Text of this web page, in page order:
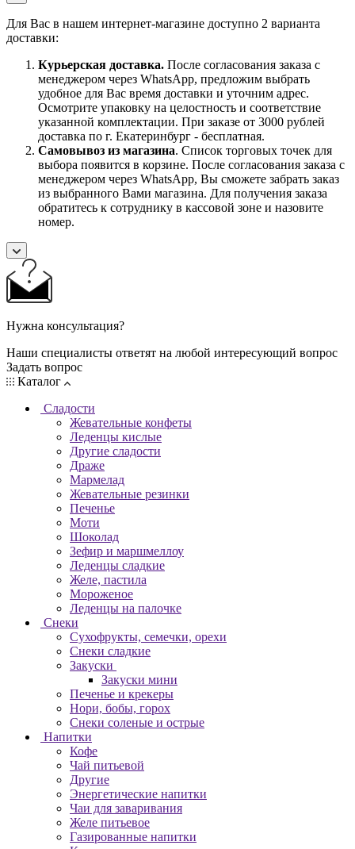
Для Вас в нашем интернет-магазине доступно 2 варианта
доставки:
Курьерская доставка. После согласования заказа с
менеджером через WhatsApp, предложим выбрать
удобное для Вас время доставки и уточним адрес.
Осмотрите упаковку на целостность и соответствие
указанной комплектации. При заказе от 3000 рублей
доставка по г. Екатеринбург - бесплатная.
Самовывоз из магазина. Список торговых точек для
выбора появится в корзине. После согласования заказа с
менеджером через WhatsApp, Вы сможете забрать заказ
из выбранного Вами магазина. Для получения заказа
обратитесь к сотруднику в кассовой зоне и назовите
номер.
Нужна консультация?
Наши специалисты ответят на любой интересующий вопрос
Задать вопрос
Каталог
Сладости
Жевательные конфеты
Леденцы кислые
Другие сладости
Драже
Мармелад
Жевательные резинки
Печенье
Моти
Шоколад
Зефир и маршмеллоу
Леденцы сладкие
Желе, пастила
Мороженое
Леденцы на палочке
Снеки
Сухофрукты, семечки, орехи
Снеки сладкие
Закуски
Закуски мини
Печенье и крекеры
Нори, бобы, горох
Снеки соленые и острые
Напитки
Кофе
Чай питьевой
Другие
Энергетические напитки
Чаи для заваривания
Желе питьевое
Газированные напитки